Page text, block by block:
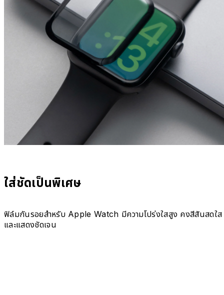
ใส่ชัดเป็นพิเศษ
ฟิล์มกันรอยสำหรับ Apple Watch มีความโปร่งใสสูง คงสีสันสดใส
และแสดงชัดเจน